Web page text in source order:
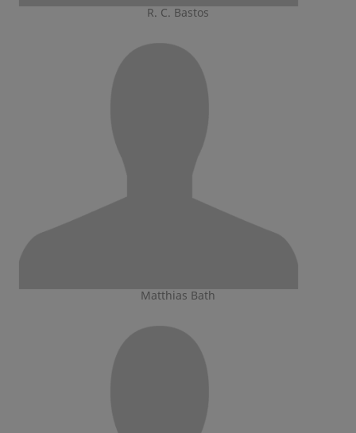
R. C. Bastos
Matthias Bath